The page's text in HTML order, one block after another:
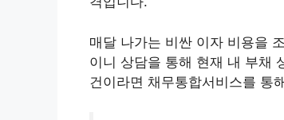
매달 나가는 비싼 이자 비용을
이니 상담을 통해 현재 내 부채
건이라면 채무통합서비스를 통